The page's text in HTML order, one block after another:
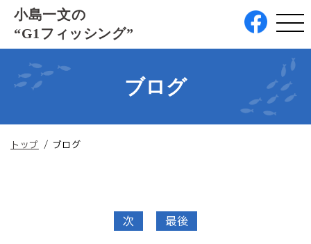
このページの本文へ
小島一文の
“G1フィッシング”
ブログ
現
トップ / ブログ
次 最後